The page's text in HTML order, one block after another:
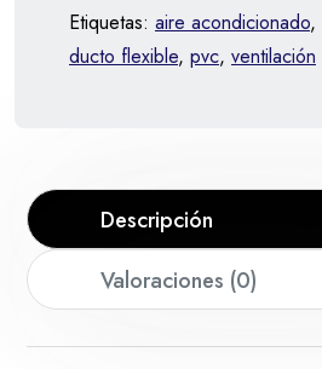
Etiquetas: aire acondicionado,
ducto flexible, pvc, ventilación
Descripción
Valoraciones (0)